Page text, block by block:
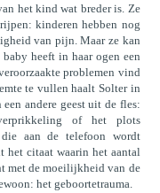
het kind wat breder is. Ze
kinderen hebben nog
van pijn. Maar ze kan
heeft in haar ogen een
problemen vind
te vullen haalt Solter in
andere geest uit de fles:
of het plots
die aan de telefoon wordt
het citaat waarin het aantal
met de moeilijkheid van de
het geboortetrauma.